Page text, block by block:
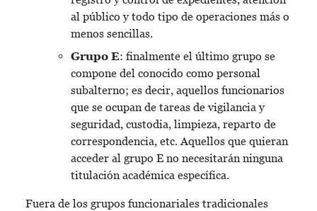
al público y todo tipo de operaciones más o
menos sencillas.
Grupo E: finalmente el último grupo se
compone del conocido como personal
subalterno; es decir, aquellos funcionarios
que se ocupan de tareas de vigilancia y
seguridad, custodia, limpieza, reparto de
correspondencia, etc. Aquellos que quieran
acceder al grupo E no necesitarán ninguna
titulación académica específica.
Fuera de los grupos funcionariales tradicionales